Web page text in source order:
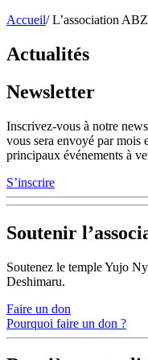
Accueil/ L’association
Actualités
Newsletter
Inscrivez-vous à notre
vous sera envoyé par mois
principaux événements à
S’inscrire
Soutenir
Soutenez le temple Yujo
Deshimaru.
Faire un don
Pourquoi faire un don ?